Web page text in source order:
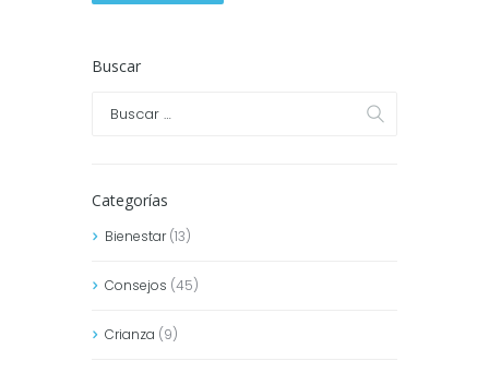
Buscar
Categorías
Bienestar(13)
Consejos (45)
Crianza (9)